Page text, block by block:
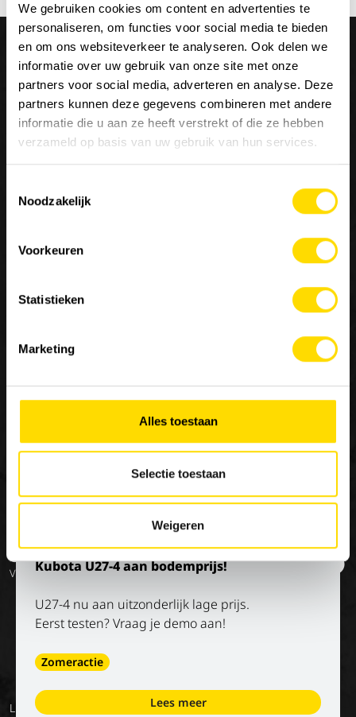
We gebruiken cookies om content en advertenties te
personaliseren, om functies voor social media te bieden
en om ons websiteverkeer te analyseren. Ook delen we
informatie over uw gebruik van onze site met onze
partners voor social media, adverteren en analyse. Deze
partners kunnen deze gegevens combineren met andere
informatie die u aan ze heeft verstrekt of die ze hebben
verzameld op basis van uw gebruik van hun services.
Noodzakelijk
Voorkeuren
Statistieken
Marketing
Alles toestaan
Selectie toestaan
Weigeren
×
Kubota U27-4 aan bodemprijs!
U27-4 nu aan uitzonderlijk lage prijs.
Eerst testen? Vraag je demo aan!
Zomeractie
Lees meer
Wij zijnLuyckx, Minds & Machinery.
distributie en service van machines voor de burgerlijke
bouwkunde, goederenbehandeling en landbouw. Luyckx
in de sector van constructies voor speciale toepassingen.
Contacteer ons
MACHINERY
Special Applications
LX Used Equipment
New old stock
Stage/vakantiejob
OVER ONS
Onze missie
Op de hoogte blijven?
Volg onze socials
Luyckx PrivacyDigitale Terug